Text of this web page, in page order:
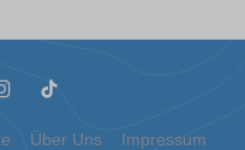
Über Uns Impressum